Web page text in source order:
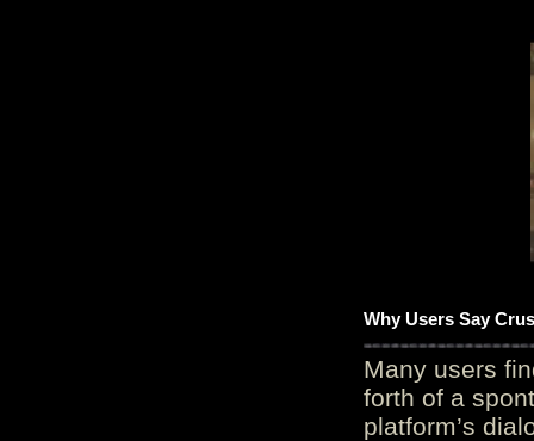
Why Users Say
Many users
forth of a
platform’s